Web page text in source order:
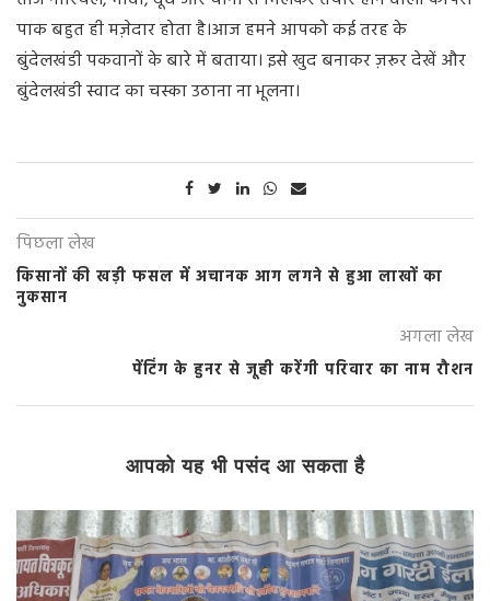
पाक बहुत ही मज़ेदार होता है।आज हमने आपको कई तरह के
बुंदेलखंडी पकवानों के बारे में बताया। इसे खुद बनाकर ज़रूर देखें और
बुंदेलखंडी स्वाद का चस्का उठाना ना भूलना।
पिछला लेख
किसानों की खड़ी फसल में अचानक आग लगने से हुआ लाखों का
नुकसान
अगला लेख
पेंटिंग के हुनर से जूही करेंगी परिवार का नाम रौशन
आपको यह भी पसंद आ सकता है